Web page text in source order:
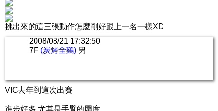
挑出來的這三張動作怎麼剛好跟上一名一樣XD
2008/08/21 17:32:50
7F (炭烤全鷄) 男
VIC去年到這次出賽
進步好多.尤其是手臂的圍度